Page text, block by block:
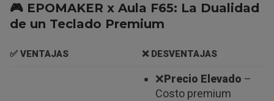
🎮 EPOMAKER x Aula F65: La Dualidad
de un Teclado Premium
✅ VENTAJAS ❌ DESVENTAJAS
❌Precio Elevado –
Costo premium